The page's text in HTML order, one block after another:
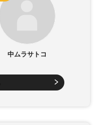
中ムラサトコ